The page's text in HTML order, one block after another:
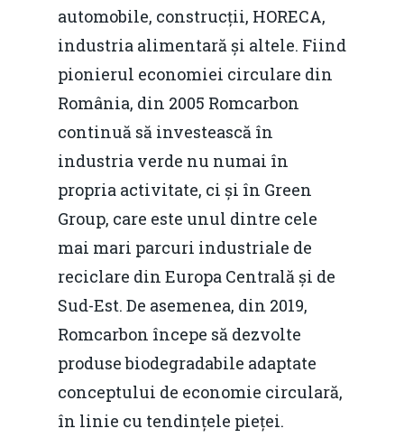
automobile, construcții, HORECA,
industria alimentară și altele. Fiind
pionierul economiei circulare din
România, din 2005 Romcarbon
continuă să investească în
industria verde nu numai în
propria activitate, ci și în Green
Group, care este unul dintre cele
mai mari parcuri industriale de
reciclare din Europa Centrală și de
Sud-Est. De asemenea, din 2019,
Romcarbon începe să dezvolte
produse biodegradabile adaptate
conceptului de economie circulară,
în linie cu tendințele pieței.